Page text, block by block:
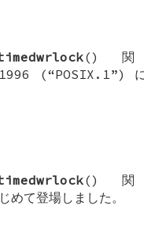
() 関
(“POSIX.1”) に
() 関
めて登場しました。